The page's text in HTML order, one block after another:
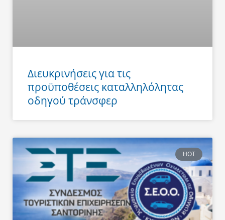
Διευκρινήσεις για τις
προϋποθέσεις καταλληλόλητας
οδηγού τράνσφερ
HOT